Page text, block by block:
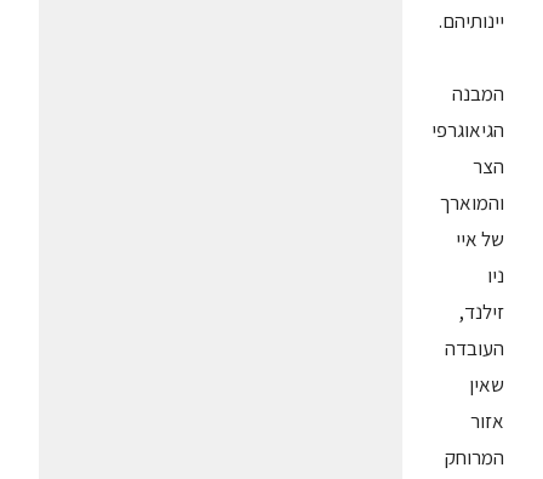
יינותיהם.
המבנה
הגיאוגרפי
הצר
והמוארך
של איי
ניו
זילנד,
העובדה
שאין
אזור
המרוחק